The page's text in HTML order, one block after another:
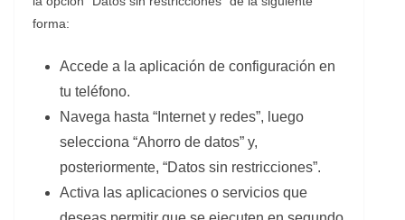
forma:
Accede a la aplicación de configuración en
tu teléfono.
Navega hasta “Internet y redes”, luego
selecciona “Ahorro de datos” y,
posteriormente, “Datos sin restricciones”.
Activa las aplicaciones o servicios que